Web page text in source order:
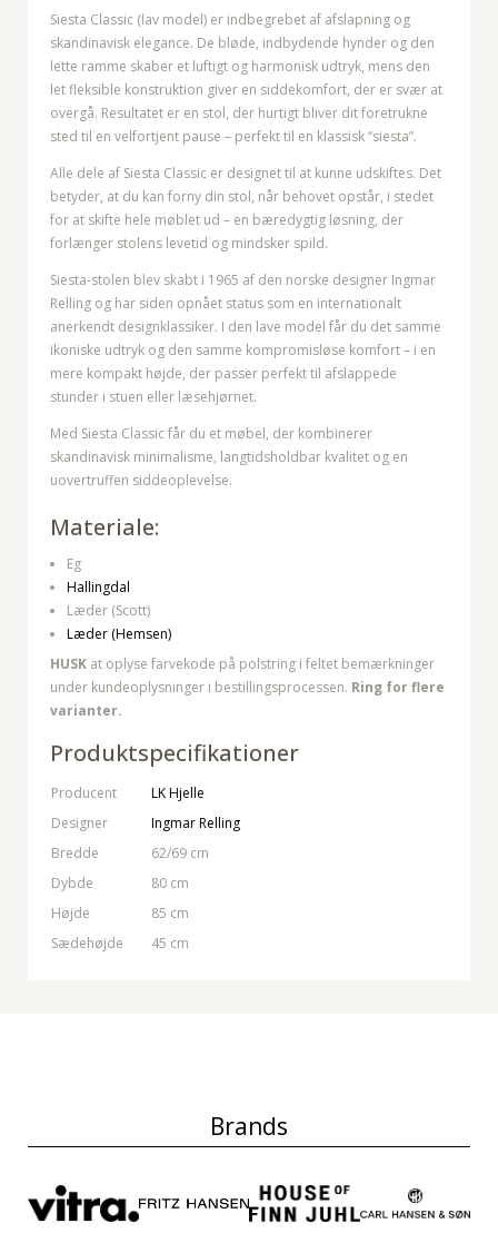
Siesta Classic (lav model) er indbegrebet af afslapning og
skandinavisk elegance. De bløde, indbydende hynder og den
lette ramme skaber et luftigt og harmonisk udtryk, mens den
let fleksible konstruktion giver en siddekomfort, der er svær at
overgå. Resultatet er en stol, der hurtigt bliver dit foretrukne
sted til en velfortjent pause – perfekt til en klassisk “siesta”.
Alle dele af Siesta Classic er designet til at kunne udskiftes. Det
betyder, at du kan forny din stol, når behovet opstår, i stedet
for at skifte hele møblet ud – en bæredygtig løsning, der
forlænger stolens levetid og mindsker spild.
Siesta-stolen blev skabt i 1965 af den norske designer Ingmar
Relling og har siden opnået status som en internationalt
anerkendt designklassiker. I den lave model får du det samme
ikoniske udtryk og den samme kompromisløse komfort – i en
mere kompakt højde, der passer perfekt til afslappede
stunder i stuen eller læsehjørnet.
Med Siesta Classic får du et møbel, der kombinerer
skandinavisk minimalisme, langtidsholdbar kvalitet og en
uovertruffen siddeoplevelse.
Materiale:
Eg
Hallingdal
Læder (Scott)
Læder (Hemsen)
HUSK at oplyse farvekode på polstring i feltet bemærkninger
under kundeoplysninger i bestillingsprocessen. Ring for flere
varianter.
Produktspecifikationer
Producent
LK Hjelle
Designer
Ingmar Relling
Bredde
62/69 cm
Dybde
80 cm
Højde
85 cm
Sædehøjde
45 cm
Brands